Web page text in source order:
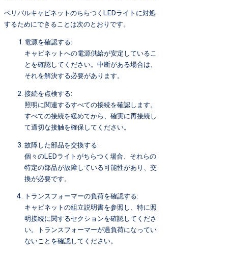
ペリパルキャビネットのちらつくLEDライトに対処
するためにできることは次のとおりです。
電源を確認する:
キャビネットへの電源供給が安定しているこ
とを確認してください。中断がある場合は、
それを解決する必要があります。
接続を点検する:
照明に関連するすべての接続を確認します。
すべての接続を緩めてから、確実に再接続し
て適切な接触を確保してください。
故障した部品を交換する:
個々のLEDライトがちらつく場合、それらの
特定の部品が故障している可能性があり、交
換が必要です。
トランスフォーマーの負荷を確認する:
キャビネットの組立説明書を参照し、特に照
明接続に関するセクションを確認してくださ
い。トランスフォーマーが過負荷になってい
ないことを確認してください。